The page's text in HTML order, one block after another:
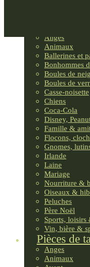
Anges
Animaux
Ballerines et
Bonhommes
Boules de
Boules de
Casse-noisette
Chiens
Coca-Cola
Disney,
Famille &
Flocons,
Gnomes,
Irlande
Laine
Mariage
Nourriture &
Oiseaux &
Peluches
Père Noël
Sports, loisirs
Vin, bière &
Pièces de
Anges
Animaux